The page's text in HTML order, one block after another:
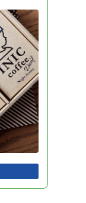
システム監査
2 技術戦略
2 認証技術
ソフトウェア設計
擬似言語
1 開発環境